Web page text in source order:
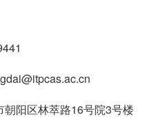
朝阳区林萃路16号院3号楼